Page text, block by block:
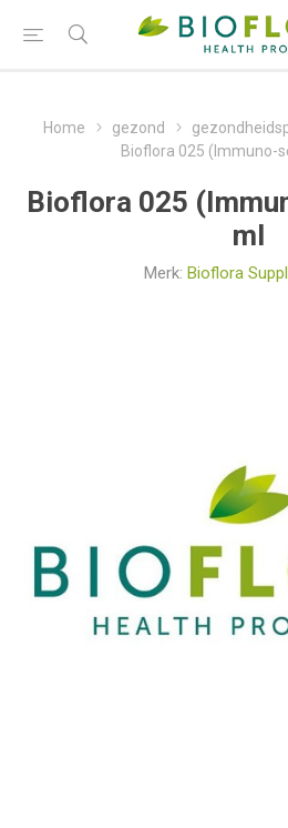
Home gezond
Bioflora 025 (Immuno-
Bioflora 025
ml
Merk: Bioflora